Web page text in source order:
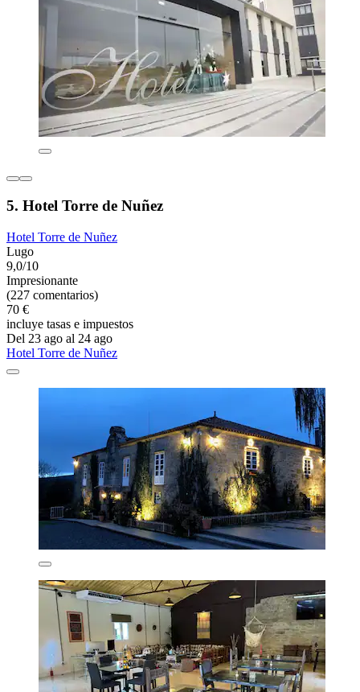
5. Hotel Torre de Nuñez
Hotel Torre de Nuñez
Lugo
9,0/10
Impresionante
(227 comentarios)
70 €
incluye tasas e impuestos
Del 23 ago al 24 ago
Hotel Torre de Nuñez